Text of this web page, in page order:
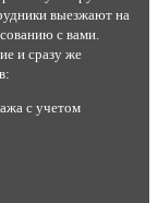
выезжают на
с вами.
и сразу же
с учетом
от станции;